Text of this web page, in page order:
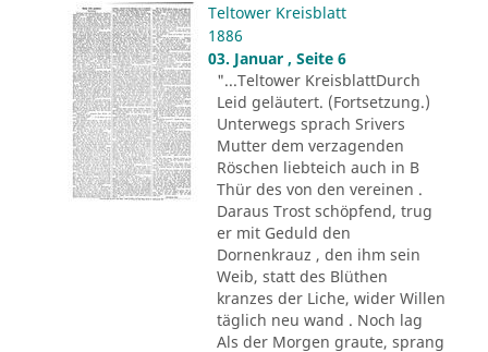
Teltower Kreisblatt
1886
03. Januar , Seite 6
"...Teltower KreisblattDurch
Leid geläutert. (Fortsetzung.)
Unterwegs sprach Srivers
Mutter dem verzagenden
Röschen liebteich auch in B
Thür des von den vereinen .
Daraus Trost schöpfend, trug
er mit Geduld den
Dornenkrauz , den ihm sein
Weib, statt des Blüthen
kranzes der Liche, wider Willen
täglich neu wand . Noch lag
Als der Morgen graute, sprang